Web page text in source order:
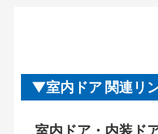
室内ドア 関連リ